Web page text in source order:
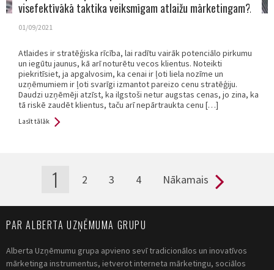
visefektīvākā taktika veiksmīgam atlaižu mārketingam?
01/09/2021
Atlaides ir stratēģiska rīcība, lai radītu vairāk potenciālo pirkumu
un iegūtu jaunus, kā arī noturētu vecos klientus. Noteikti
piekritīsiet, ja apgalvosim, ka cenai ir ļoti liela nozīme un
uzņēmumiem ir ļoti svarīgi izmantot pareizo cenu stratēģiju.
Daudzi uzņēmēji atzīst, ka ilgstoši netur augstas cenas, jo zina, ka
tā riskē zaudēt klientus, taču arī nepārtraukta cenu […]
Lasīt tālāk
1 2 3 4 Nākamais
PAR ALBERTA UZŅĒMUMA GRUPU
Alberta Uzņēmumu grupa apvieno sevī tradicionālos un inovatīvos
mārketinga instrumentus, ietverot interneta mārketingu, sociālos